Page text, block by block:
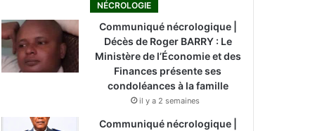
NÉCROLOGIE
Communiqué nécrologique |
Décès de Roger BARRY : Le
Ministère de l’Économie et des
Finances présente ses
condoléances à la famille
il y a 2 semaines
Communiqué nécrologique |